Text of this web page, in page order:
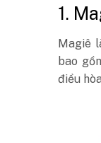
1.
Magiê
bao
điều